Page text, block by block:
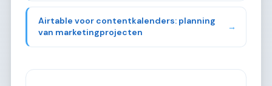
Airtable voor contentkalenders: planning
van marketingprojecten
→